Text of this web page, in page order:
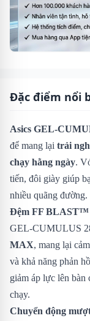
Đặc điểm nổi
Asics GEL-
để mang lại trải
chạy hằng ngày.
tiến, đôi giày giúp
nhiều quãng đường.
Đệm FF BLAST™
GEL-CUMULUS
MAX, mang lại
và khả năng phản
giảm áp lực lên bàn
chạy.
Chuyển động